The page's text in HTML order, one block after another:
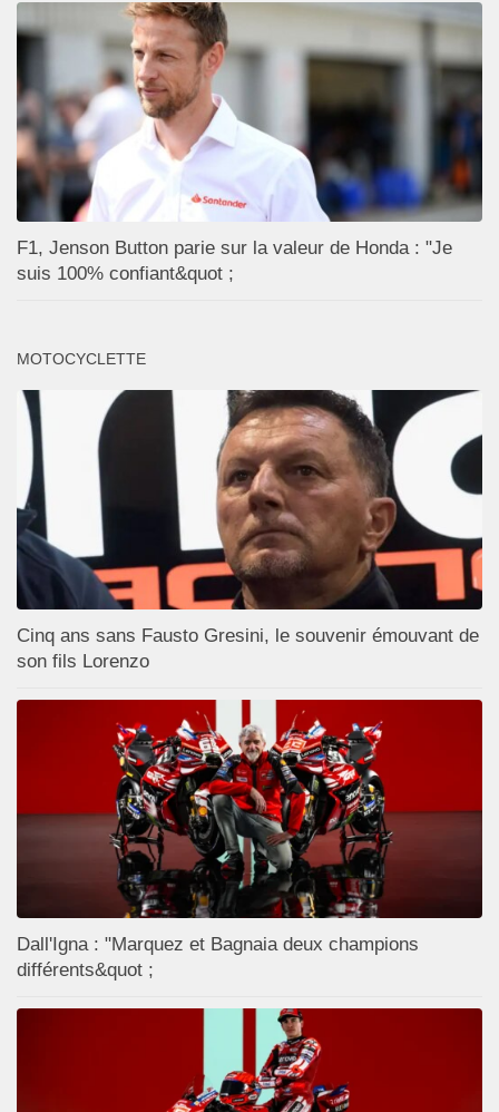
F1, Jenson Button parie sur la valeur de Honda : "Je
suis 100% confiant&quot ;
MOTOCYCLETTE
Cinq ans sans Fausto Gresini, le souvenir émouvant de
son fils Lorenzo
Dall'Igna : "Marquez et Bagnaia deux champions
différents&quot ;